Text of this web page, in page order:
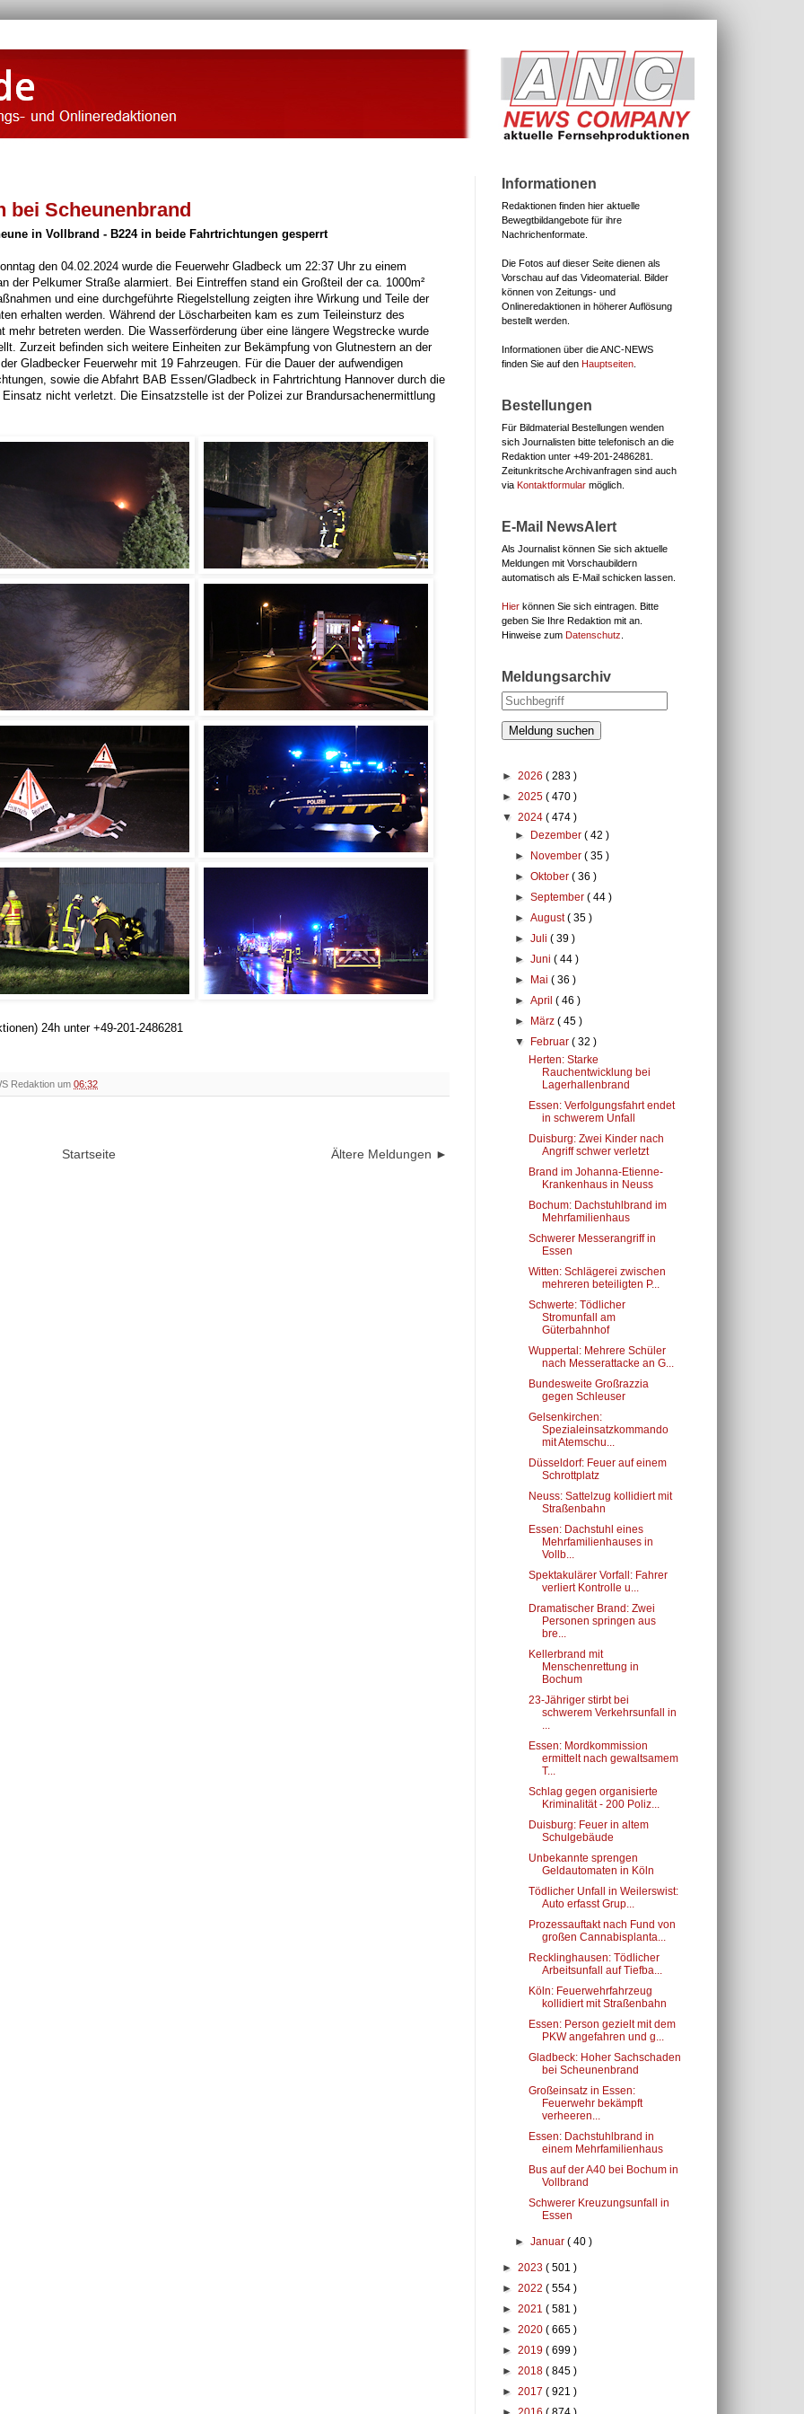
bei Scheunenbrand
in Vollbrand - B224 in beide Fahrtrichtungen gesperrt
den 04.02.2024 wurde die Feuerwehr Gladbeck um 22:37 Uhr zu einem
der Pelkumer Straße alarmiert. Bei Eintreffen stand ein Großteil der ca. 1000m²
und eine durchgeführte Riegelstellung zeigten ihre Wirkung und Teile der
erhalten werden. Während der Löscharbeiten kam es zum Teileinsturz des
betreten werden. Die Wasserförderung über eine längere Wegstrecke wurde
Zurzeit befinden sich weitere Einheiten zur Bekämpfung von Glutnestern an der
Gladbecker Feuerwehr mit 19 Fahrzeugen. Für die Dauer der aufwendigen
sowie die Abfahrt BAB Essen/Gladbeck in Fahrtrichtung Hannover durch die
nicht verletzt. Die Einsatzstelle ist der Polizei zur Brandursachenermittlung
24h unter +49-201-2486281
Redaktion um 06:32
Ältere Meldungen ►
Startseite
Informationen
Redaktionen finden hier aktuelle
Bewegtbildangebote für ihre
Nachrichenformate.
Die Fotos auf dieser Seite dienen als
Vorschau auf das Videomaterial. Bilder
können von Zeitungs- und
Onlineredaktionen in höherer Auflösung
bestellt werden.
Informationen über die ANC-NEWS
finden Sie auf den Hauptseiten
Bestellungen
Für Bildmaterial Bestellungen wenden
sich Journalisten bitte telefonisch an die
Redaktion unter +49-201-2486281.
Zeitunkritsche Archivanfragen sind auch
via Kontaktformular möglich.
E-Mail NewsAlert
Als Journalist können Sie sich aktuelle
Meldungen mit Vorschaubildern
automatisch als E-Mail schicken lassen.
Hier können Sie sich eintragen. Bitte
geben Sie Ihre Redaktion mit an.
Hinweise zum Datenschutz
Meldungsarchiv
Meldung suchen
► 2026 ( 283 )
► 2025 ( 470 )
▼ 2024 ( 474 )
►
Dezember( 42 )
►
November( 35 )
►Oktober( 36 )
►September( 44 )
►August( 35 )
►Juli( 39 )
►Juni( 44 )
►
Mai( 36 )
►April( 46 )
►
März( 45 )
▼
Februar( 32 )
Herten: Starke
Rauchentwicklung bei
Lagerhallenbrand
Essen: Verfolgungsfahrt endet
in schwerem Unfall
Duisburg: Zwei Kinder nach
Angriff schwer verletzt
Brand im Johanna-Etienne-
Krankenhaus in Neuss
Bochum: Dachstuhlbrand im
Mehrfamilienhaus
Schwerer Messerangriff in
Essen
Witten: Schlägerei zwischen
mehreren beteiligten P...
Schwerte: Tödlicher
Stromunfall am
Güterbahnhof
Wuppertal: Mehrere Schüler
nach Messerattacke an G...
Bundesweite Großrazzia
gegen Schleuser
Gelsenkirchen:
Spezialeinsatzkommando
mit Atemschu...
Düsseldorf: Feuer auf einem
Schrottplatz
Neuss: Sattelzug kollidiert mit
Straßenbahn
Essen: Dachstuhl eines
Mehrfamilienhauses in
Vollb...
Spektakulärer Vorfall: Fahrer
verliert Kontrolle u...
Dramatischer Brand: Zwei
Personen springen aus
bre...
Kellerbrand mit
Menschenrettung in
Bochum
23-Jähriger stirbt bei
schwerem Verkehrsunfall in
...
Essen: Mordkommission
ermittelt nach gewaltsamem
T...
Schlag gegen organisierte
Kriminalität - 200 Poliz...
Duisburg: Feuer in altem
Schulgebäude
Unbekannte sprengen
Geldautomaten in Köln
Tödlicher Unfall in Weilerswist:
Auto erfasst Grup...
Prozessauftakt nach Fund von
großen Cannabisplanta...
Recklinghausen: Tödlicher
Arbeitsunfall auf Tiefba...
Köln: Feuerwehrfahrzeug
kollidiert mit Straßenbahn
Essen: Person gezielt mit dem
PKW angefahren und g...
Gladbeck: Hoher Sachschaden
bei Scheunenbrand
Großeinsatz in Essen:
Feuerwehr bekämpft
verheeren...
Essen: Dachstuhlbrand in
einem Mehrfamilienhaus
Bus auf der A40 bei Bochum in
Vollbrand
Schwerer Kreuzungsunfall in
Essen
►Januar( 40 )
► 2023 ( 501 )
► 2022 ( 554 )
► 2021 ( 581 )
► 2020 ( 665 )
► 2019 ( 699 )
► 2018 ( 845 )
► 2017 ( 921 )